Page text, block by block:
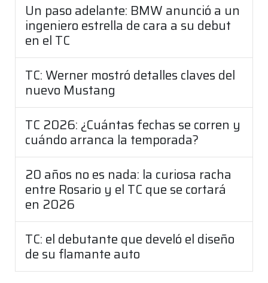
Un paso adelante: BMW anunció a un
ingeniero estrella de cara a su debut
en el TC
TC: Werner mostró detalles claves del
nuevo Mustang
TC 2026: ¿Cuántas fechas se corren y
cuándo arranca la temporada?
20 años no es nada: la curiosa racha
entre Rosario y el TC que se cortará
en 2026
TC: el debutante que develó el diseño
de su flamante auto